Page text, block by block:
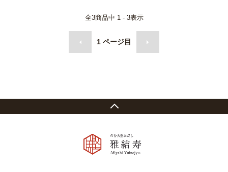
全3商品中 1 - 3表示
1 ページ目